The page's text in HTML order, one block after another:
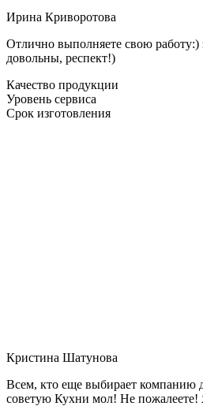
Ирина Криворотова
Отлично выполняете свою работу:)
довольны, респект!)
Качество продукции
Уровень сервиса
Срок изготовления
Кристина Шатунова
Всем, кто еще выбирает компанию
советую Кухни мол! Не пожалеете!